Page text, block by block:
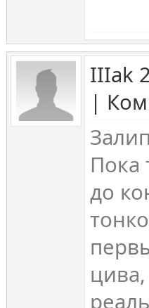
IIIak
|
Пока
до